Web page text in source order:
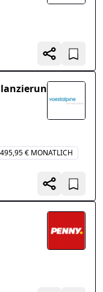
€ MONATLICH